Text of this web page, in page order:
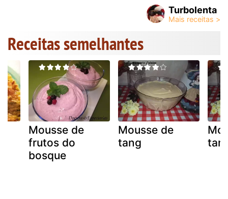
Turbolenta
Receitas semelhantes
Mousse de
frutos do
bosque
Mousse de
tang